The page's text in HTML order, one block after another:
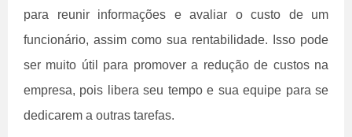
para reunir informações e avaliar o custo de um
funcionário, assim como sua rentabilidade. Isso pode
ser muito útil para promover a redução de custos na
empresa, pois libera seu tempo e sua equipe para se
dedicarem a outras tarefas.